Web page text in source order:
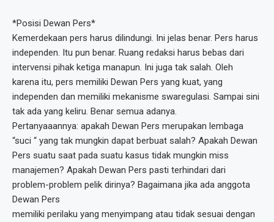
*Posisi Dewan Pers*
Kemerdekaan pers harus dilindungi. Ini jelas benar. Pers harus
independen. Itu pun benar. Ruang redaksi harus bebas dari
intervensi pihak ketiga manapun. Ini juga tak salah. Oleh
karena itu, pers memiliki Dewan Pers yang kuat, yang
independen dan memiliki mekanisme swaregulasi. Sampai sini
tak ada yang keliru. Benar semua adanya.
Pertanyaaannya: apakah Dewan Pers merupakan lembaga
“suci “ yang tak mungkin dapat berbuat salah? Apakah Dewan
Pers suatu saat pada suatu kasus tidak mungkin miss
manajemen? Apakah Dewan Pers pasti terhindari dari
problem-problem pelik dirinya? Bagaimana jika ada anggota
Dewan Pers
memiliki perilaku yang menyimpang atau tidak sesuai dengan